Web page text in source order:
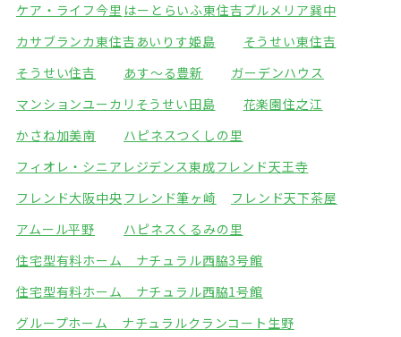
ケア・ライフ今里 はーとらいふ東住吉プルメリア巽中
カサブランカ東住吉 あいりす姫島
そうせい東住吉
そうせい住吉
あす～る豊新
ガーデンハウス
マンションユーカリ そうせい田島
花楽園住之江
かさね加美南
ハピネスつくしの里
フィオレ・シニアレジデンス東成フレンド天王寺
フレンド大阪中央 フレンド筆ヶ崎
フレンド天下茶屋
アムール平野
ハピネスくるみの里
住宅型有料ホーム ナチュラル西脇3号館
住宅型有料ホーム ナチュラル西脇1号館
グループホーム ナチュラルクランコート生野